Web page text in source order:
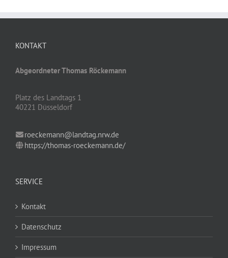
KONTAKT
Abgeordneter Thomas Röckemann
Platz des Landtags 1
40221 Düsseldorf
roeckemann@landtag.nrw.de
https://thomas-roeckemann.de/
SERVICE
Kontakt
Datenschutz
Impressum